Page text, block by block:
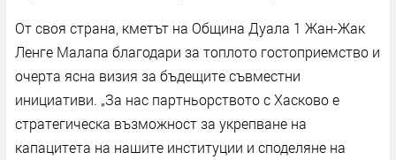
От своя страна, кметът на Община Дуала 1 Жан-Жак
Ленге Малапа благодари за топлото гостоприемство и
очерта ясна визия за бъдещите съвместни
инициативи. „За нас партньорството с Хасково е
стратегическа възможност за укрепване на
капацитета на нашите институции и споделяне на